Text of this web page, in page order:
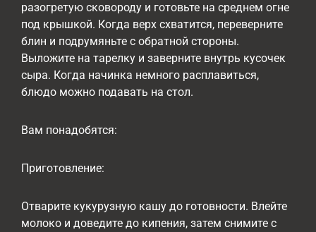
разогретую сковороду и готовьте на среднем огне
под крышкой. Когда верх схватится, переверните
блин и подрумяньте с обратной стороны.
Выложите на тарелку и заверните внутрь кусочек
сыра. Когда начинка немного расплавиться,
блюдо можно подавать на стол.
Вам понадобятся:
Приготовление:
Отварите кукурузную кашу до готовности. Влейте
молоко и доведите до кипения, затем снимите с